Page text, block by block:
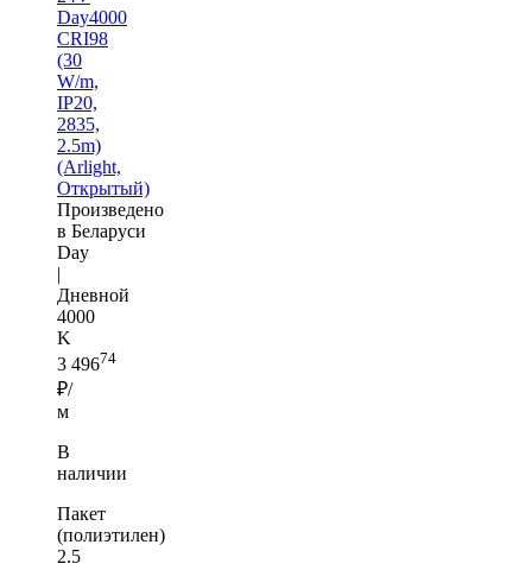
Day4000
CRI98
(30
W/m,
IP20,
2835,
2.5m)
(Arlight,
Открытый)
Произведено
в Беларуси
Day
|
Дневной
4000
K
3 49674
₽/
м
В
наличии
Пакет
(полиэтилен)
2.5